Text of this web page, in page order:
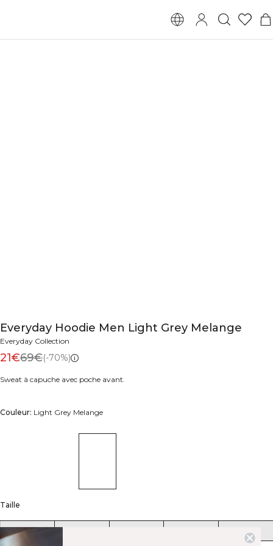
Everyday Hoodie Men Light Grey Melange
Everyday Collection
21€69€(-70%)
Sweat à capuche avec poche avant.
Couleur: Light Grey Melange
Taille
XXL